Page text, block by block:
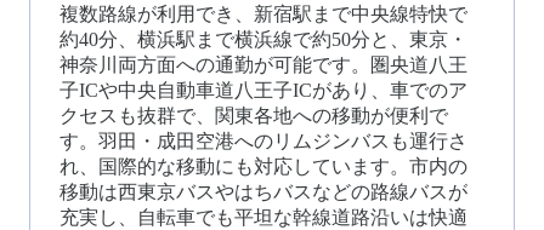
複数路線が利用でき、新宿駅まで中央線特快で
約40分、横浜駅まで横浜線で約50分と、東京・
神奈川両方面への通勤が可能です。圏央道八王
子ICや中央自動車道八王子ICがあり、車でのア
クセスも抜群で、関東各地への移動が便利で
す。羽田・成田空港へのリムジンバスも運行さ
れ、国際的な移動にも対応しています。市内の
移動は西東京バスやはちバスなどの路線バスが
充実し、自転車でも平坦な幹線道路沿いは快適